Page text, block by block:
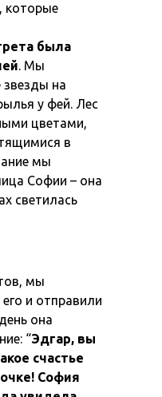
мы
и отправили
она
“Эдгар, вы
счастье
София
которые
была
. Мы
на
у фей. Лес
цветами,
в
мы
Софии – она
светилась